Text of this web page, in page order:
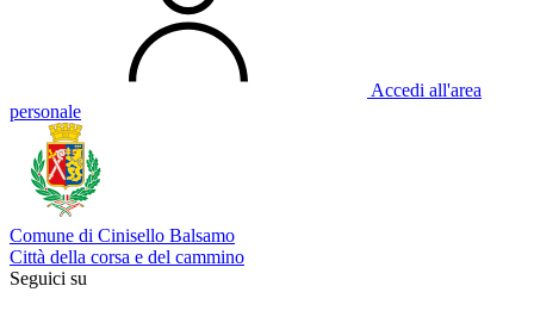
Accedi all'area
personale
Comune di Cinisello Balsamo
Città della corsa e del cammino
Seguici su